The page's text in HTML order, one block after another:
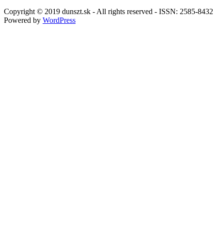
Copyright © 2019 dunszt.sk - All rights reserved - ISSN: 2585-8432
Powered by WordPress